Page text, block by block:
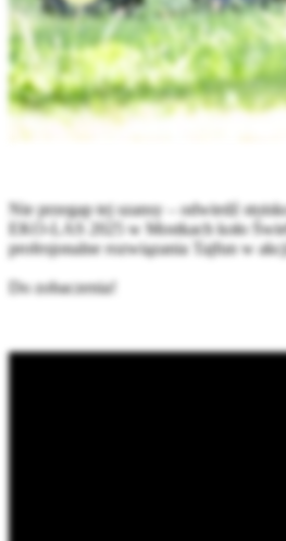
Nie przegap tej szansy – odwiedź
EKO-LAS 2025 w Mostkach koło
profesjonalne rozwiązania Tajfun w
Do zobaczenia!